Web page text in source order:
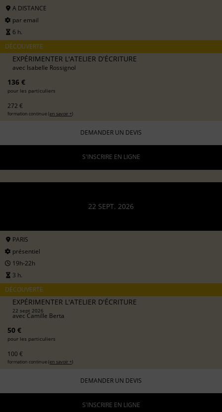
A DISTANCE
par email
6 h.
DÉCOUVERTE
EXPÉRIMENTER L'ATELIER D'ÉCRITURE
avec Isabelle Rossignol
136 €
pour les particuliers
272 €
formation continue (en savoir +)
DEMANDER UN DEVIS
S'INSCRIRE EN LIGNE
22 SEPT. 2026
PARIS
présentiel
19h-22h
3 h.
DÉCOUVERTE
EXPÉRIMENTER L'ATELIER D'ÉCRITURE
22 sept 2026
avecCamille Berta
50 €
pour les particuliers
100 €
formation continue (en savoir +)
DEMANDER UN DEVIS
S'INSCRIRE EN LIGNE